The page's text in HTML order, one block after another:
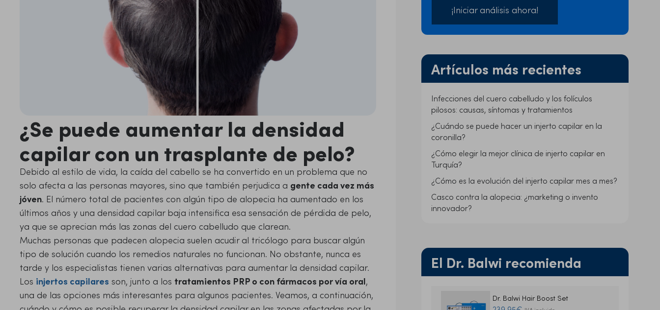
¿Se puede aumentar la densidad
capilar con un trasplante de pelo?
Debido al estilo de vida, la caída del cabello se ha convertido en un problema que no
solo afecta a las personas mayores, sino que también perjudica a gente cada vez más
jóven. El número total de pacientes con algún tipo de alopecia ha aumentado en los
últimos años y una densidad capilar baja intensifica esa sensación de pérdida de pelo,
ya que se aprecian más las zonas del cuero cabelludo que clarean.
Muchas personas que padecen alopecia suelen acudir al tricólogo para buscar algún
tipo de solución cuando los remedios naturales no funcionan. No obstante, nunca es
tarde y los especialistas tienen varias alternativas para aumentar la densidad capilar.
Los injertos capilares son, junto a los tratamientos PRP o con fármacos por vía oral,
una de las opciones más interesantes para algunos pacientes. Veamos, a continuación,
¡Iniciar análisis ahora!
Artículos más recientes
Infecciones del cuero cabelludo y los folículos
pilosos: causas, síntomas y tratamientos
¿Cuándo se puede hacer un injerto capilar en la
coronilla?
¿Cómo elegir la mejor clínica de injerto capilar en
Turquía?
¿Cómo es la evolución del injerto capilar mes a mes?
Casco contra la alopecia: ¿marketing o invento
innovador?
El Dr. Balwi recomienda
Dr. Balwi Hair Boost Set